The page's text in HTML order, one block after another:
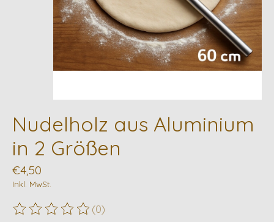
Nudelholz aus Aluminium
in 2 Größen
€4,50
Inkl. MwSt.
Die Bewertung dieses Produkts ist
(0)